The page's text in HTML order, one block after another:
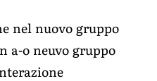
nel nuovo gruppo
a-o neuvo gruppo